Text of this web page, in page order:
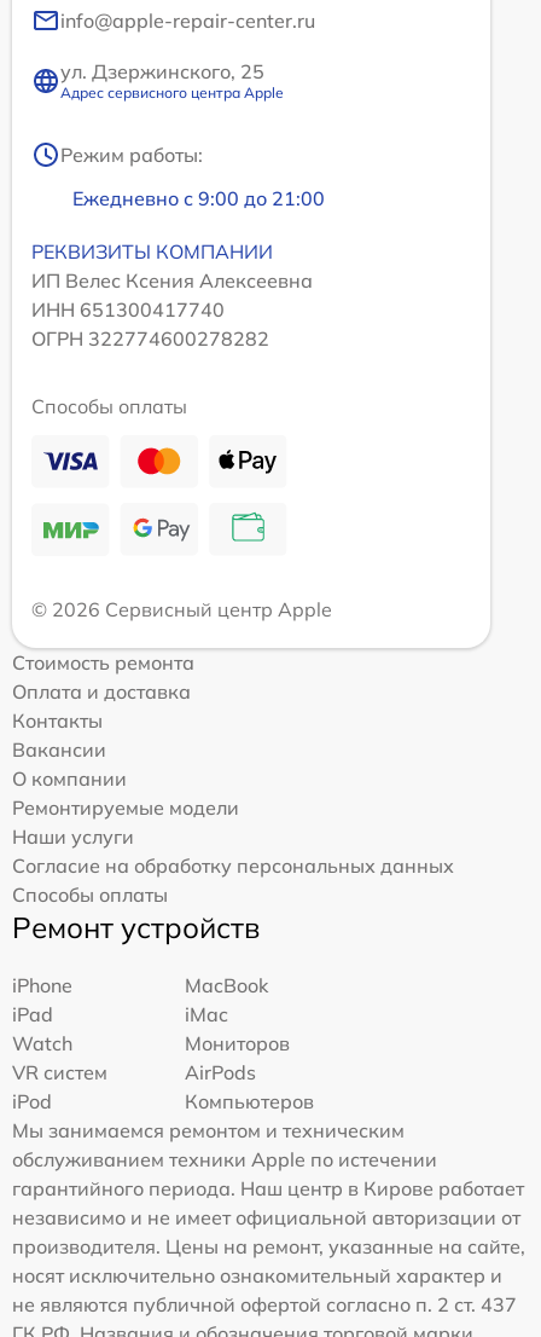
info@apple-repair-center.ru
ул. Дзержинского, 25
Адрес сервисного центра Apple
Режим работы:
Ежедневно с 9:00 до 21:00
РЕКВИЗИТЫ КОМПАНИИ
ИП Велес Ксения Алексеевна
ИНН 651300417740
ОГРН 322774600278282
Способы оплаты
© 2026 Сервисный центр Apple
Стоимость ремонта
Оплата и доставка
Контакты
Вакансии
О компании
Ремонтируемые модели
Наши услуги
Согласие на обработку персональных данных
Способы оплаты
Ремонт устройств
iPhone
MacBook
iPad
iMac
Watch
Мониторов
VR систем
AirPods
iPod
Компьютеров
Мы занимаемся ремонтом и техническим
обслуживанием техники Apple по истечении
гарантийного периода. Наш центр в Кирове работает
независимо и не имеет официальной авторизации от
производителя. Цены на ремонт, указанные на сайте,
носят исключительно ознакомительный характер и
не являются публичной офертой согласно п. 2 ст. 437